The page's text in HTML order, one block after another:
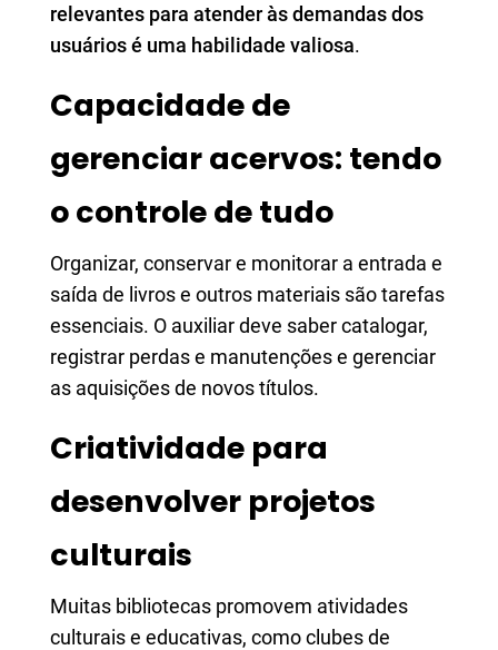
relevantes para atender às demandas dos
usuários é uma habilidade valiosa.
Capacidade de
gerenciar acervos: tendo
o controle de tudo
Organizar, conservar e monitorar a entrada e
saída de livros e outros materiais são tarefas
essenciais. O auxiliar deve saber catalogar,
registrar perdas e manutenções e gerenciar
as aquisições de novos títulos.
Criatividade para
desenvolver projetos
culturais
Muitas bibliotecas promovem atividades
culturais e educativas, como clubes de